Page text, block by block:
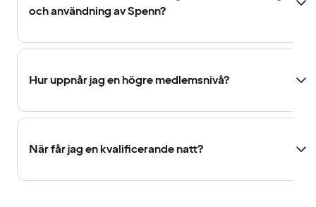
och användning av Spenn?
Hur uppnår jag en högre medlemsnivå?
När får jag en kvalificerande natt?